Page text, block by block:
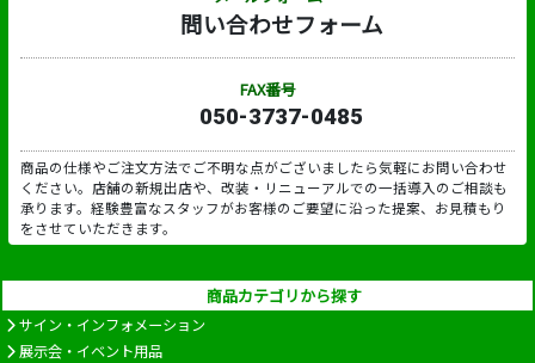
問い合わせフォーム
FAX番号
050-3737-0485
商品の仕様やご注文方法でご不明な点がございましたら気軽にお問い合わせ
ください。店舗の新規出店や、改装・リニューアルでの一括導入のご相談も
承ります。経験豊富なスタッフがお客様のご要望に沿った提案、お見積もり
をさせていただきます。
商品カテゴリから探す
サイン・インフォメーション
展示会・イベント用品